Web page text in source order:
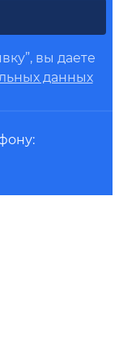
вы даете
данных